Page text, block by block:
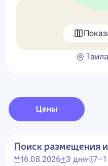
Цены
Поиск размещения
16.08.2026 3 дня